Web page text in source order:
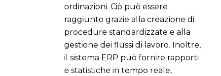
ordinazioni. Ciò può essere
raggiunto grazie alla creazione di
procedure standardizzate e alla
gestione dei flussi di lavoro. Inoltre,
il sistema ERP può fornire rapporti
e statistiche in tempo reale,